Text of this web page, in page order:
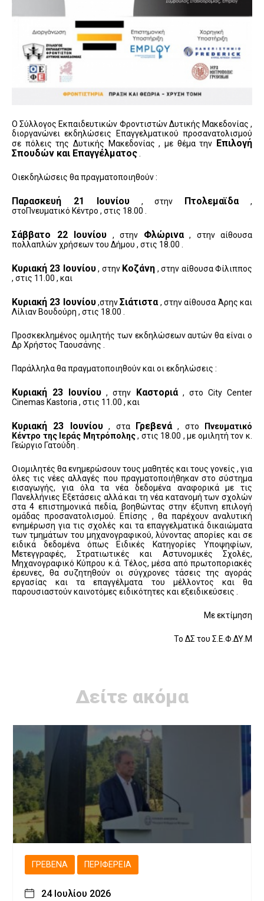
Ο Σύλλογος Εκπαιδευτικών Φροντιστών Δυτικής Μακεδονίας ,
διοργανώνει εκδηλώσεις Επαγγελματικού προσανατολισμού
σε πόλεις της Δυτικής Μακεδονίας , με θέμα την Επιλογή
Σπουδών και Επαγγέλματος
Οιεκδηλώσεις θα πραγματοποιηθούν :
Παρασκευή 21 Ιουνίου, στην Πτολεμαϊδα ,
στοΠνευματικό Κέντρο , στις 18.00 .
Σάββατο 22 Ιουνίου , στην Φλώρινα, στην αίθουσα
πολλαπλών χρήσεων του Δήμου , στις 18.00 .
Κυριακή 23 Ιουνίου, στην Κοζάνη , στην αίθουσα Φίλιππος
, στις 11.00 , και
Κυριακή 23 Ιουνίου,στηνΣιάτιστα , στην αίθουσα Άρης και
Λίλιαν Βουδούρη , στις 18.00 .
Προσκεκλημένος ομιλητής των εκδηλώσεων αυτών θα είναι ο
Δρ Χρήστος Ταουσάνης .
Παράλληλα θα πραγματοποιηθούν και οι εκδηλώσεις :
Κυριακή 23 Ιουνίου , στην Καστοριά, στο City Center
Cinemas Kastoria , στις 11.00 , και
Κυριακή 23 Ιουνίου, στα Γρεβενά, στο Πνευματικό
Κέντρο της Ιεράς Μητρόπολης, στις 18.00 ,με ομιλητή τον κ.
Γεώργιο Γατούδη .
Οιομιλητές θα ενημερώσουν τους μαθητές και τους γονείς , για
όλες τις νέες αλλαγές που πραγματοποιήθηκαν στο σύστημα
εισαγωγής, για όλα τα νέα δεδομένα αναφορικά με τις
Πανελλήνιες Εξετάσεις αλλά και τη νέα κατανομή των σχολών
στα 4 επιστημονικά πεδία, βοηθώντας στην έξυπνη επιλογή
ομάδας προσανατολισμού. Επίσης , θα παρέχουν αναλυτική
ενημέρωση για τις σχολές και τα επαγγελματικά δικαιώματα
των τμημάτων του μηχανογραφικού, λύνοντας απορίες και σε
ειδικά δεδομένα όπως Ειδικές Κατηγορίες Υποψηφίων,
Μετεγγραφές, Στρατιωτικές και Αστυνομικές Σχολές,
Μηχανογραφικό Κύπρου κ.ά. Τέλος, μέσα από πρωτοποριακές
έρευνες, θα συζητηθούν οι σύγχρονες τάσεις της αγοράς
εργασίας και τα επαγγέλματα του μέλλοντος και θα
παρουσιαστούν καινοτόμες ειδικότητες και εξειδικεύσεις .
Με εκτίμηση
Το ΔΣ του Σ.Ε.Φ.ΔΥ.Μ
Δείτε ακόμα
ΓΡΕΒΕΝΆ ΠΕΡΙΦΈΡΕΙΑ
24 Ιουλίου 2026